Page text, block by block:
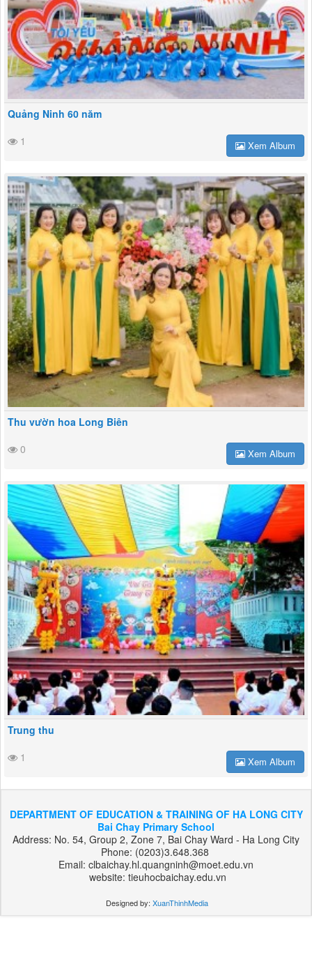
Quảng Ninh 60 năm
1
Xem Album
Thu vườn hoa Long Biên
0
Xem Album
Trung thu
1
Xem Album
DEPARTMENT OF EDUCATION & TRAINING OF HA LONG CITY
Bai Chay Primary School
Address: No. 54, Group 2, Zone 7, Bai Chay Ward - Ha Long City
Phone: (0203)3.648.368
Email: clbaichay.hl.quangninh@moet.edu.vn
website: tieuhocbaichay.edu.vn
Designed by: XuanThinhMedia
بت